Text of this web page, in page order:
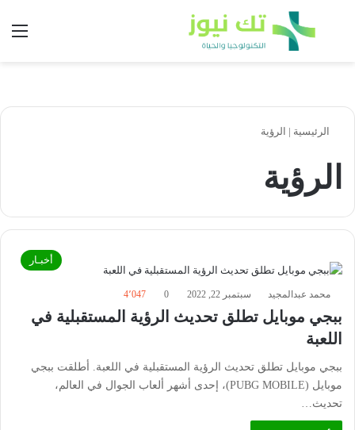
بحث عن
الرئيسية | الرؤية
الرؤية
أخبـار
محمد عبدالمجيد سبتمبر 22, 2022 0 4٬047
ببجي موبايل تطلق تحديث الرؤية المستقبلية في
اللعبة
ببجي موبايل تطلق تحديث الرؤية المستقبلية في اللعبة. أطلقت ببجي
موبايل (PUBG MOBILE)، إحدى أشهر ألعاب الجوال في العالم،
تحديث…